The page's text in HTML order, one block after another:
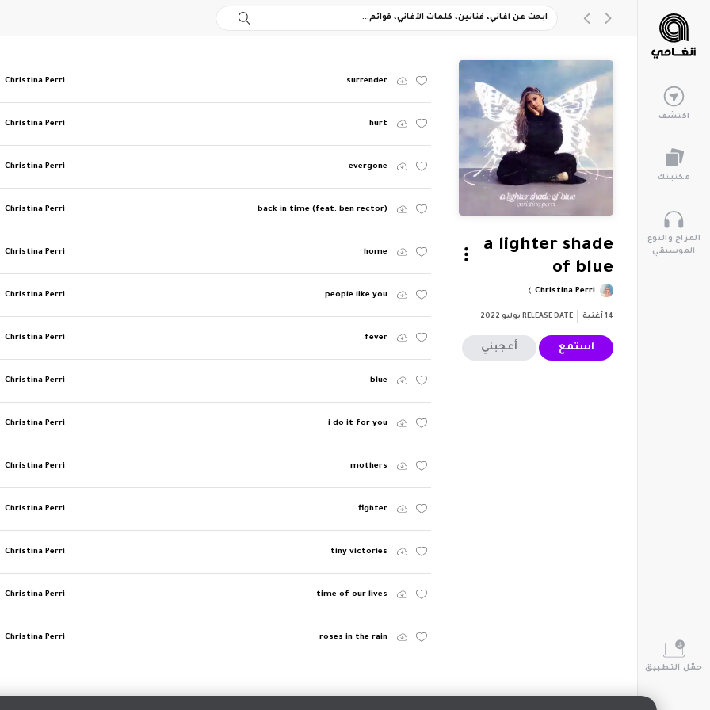
اكتشف
مكتبتك
المزاج والنوع
الموسيقي
حمّل التطبيق
a lighter shade
of blue
Christina Perri
14 أغنية RELEASE DATE يوليو 2022
استمع أعجبني
surrender
Christina Perri
hurt
Christina Perri
evergone
Christina Perri
back in time (feat. ben rector)
Christina Perri
home
Christina Perri
people like you
Christina Perri
fever
Christina Perri
blue
Christina Perri
i do it for you
Christina Perri
mothers
Christina Perri
fighter
Christina Perri
tiny victories
Christina Perri
time of our lives
Christina Perri
roses in the rain
Christina Perri